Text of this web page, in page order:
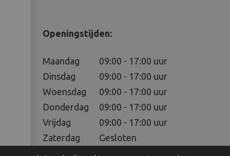
Openingstijden:
Maandag
09:00 - 17:00 uur
Dinsdag
09:00 - 17:00 uur
Woensdag
09:00 - 17:00 uur
Donderdag 09:00 - 17:00 uur
Vrijdag
09:00 - 17:00 uur
Zaterdag
Gesloten
Zondag